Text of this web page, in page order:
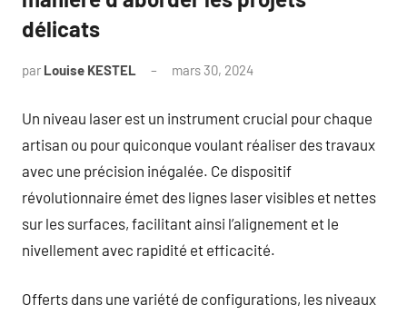
délicats
par Louise KESTEL mars 30, 2024
Un niveau laser est un instrument crucial pour chaque
artisan ou pour quiconque voulant réaliser des travaux
avec une précision inégalée. Ce dispositif
révolutionnaire émet des lignes laser visibles et nettes
sur les surfaces, facilitant ainsi l’alignement et le
nivellement avec rapidité et efficacité.
Offerts dans une variété de configurations, les niveaux